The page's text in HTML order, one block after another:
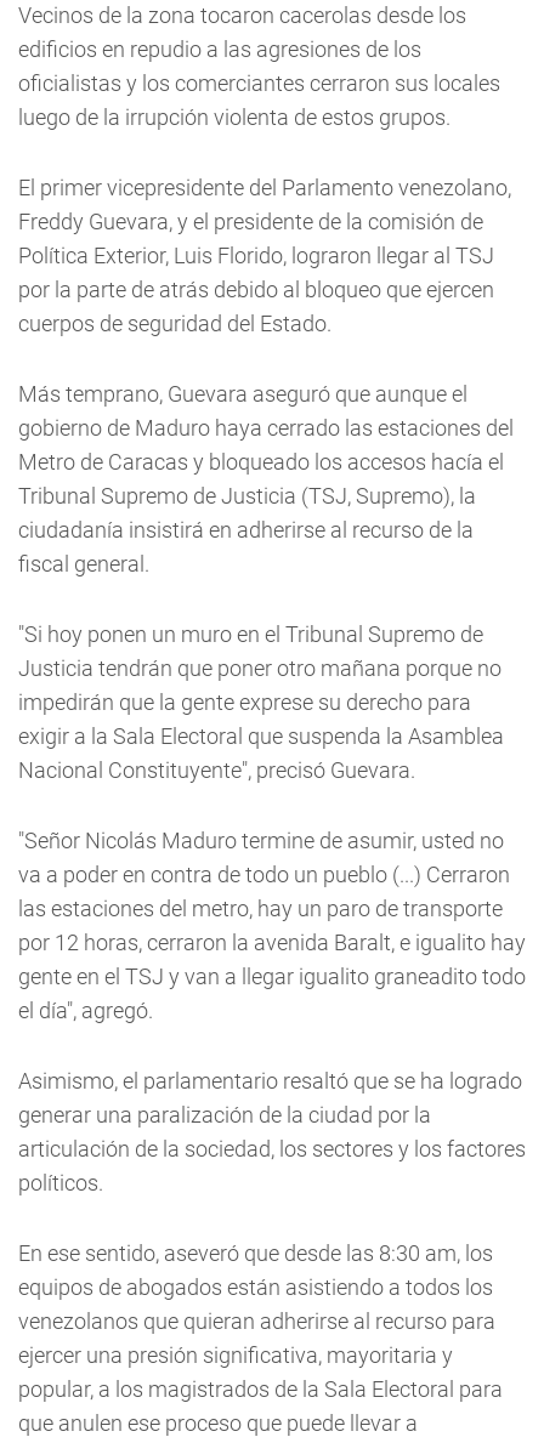
Vecinos de la zona tocaron cacerolas desde los
edificios en repudio a las agresiones de los
oficialistas y los comerciantes cerraron sus locales
luego de la irrupción violenta de estos grupos.
El primer vicepresidente del Parlamento venezolano,
Freddy Guevara, y el presidente de la comisión de
Política Exterior, Luis Florido, lograron llegar al TSJ
por la parte de atrás debido al bloqueo que ejercen
cuerpos de seguridad del Estado.
Más temprano, Guevara aseguró que aunque el
gobierno de Maduro haya cerrado las estaciones del
Metro de Caracas y bloqueado los accesos hacía el
Tribunal Supremo de Justicia (TSJ, Supremo), la
ciudadanía insistirá en adherirse al recurso de la
fiscal general.
"Si hoy ponen un muro en el Tribunal Supremo de
Justicia tendrán que poner otro mañana porque no
impedirán que la gente exprese su derecho para
exigir a la Sala Electoral que suspenda la Asamblea
Nacional Constituyente", precisó Guevara.
"Señor Nicolás Maduro termine de asumir, usted no
va a poder en contra de todo un pueblo (...) Cerraron
las estaciones del metro, hay un paro de transporte
por 12 horas, cerraron la avenida Baralt, e igualito hay
gente en el TSJ y van a llegar igualito graneadito todo
el día", agregó.
Asimismo, el parlamentario resaltó que se ha logrado
generar una paralización de la ciudad por la
articulación de la sociedad, los sectores y los factores
políticos.
En ese sentido, aseveró que desde las 8:30 am, los
equipos de abogados están asistiendo a todos los
venezolanos que quieran adherirse al recurso para
ejercer una presión significativa, mayoritaria y
popular, a los magistrados de la Sala Electoral para
que anulen ese proceso que puede llevar a